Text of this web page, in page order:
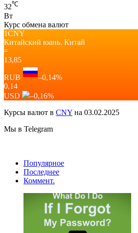
32℃
Вт
Курс обмена валют
1CNY
Китайский юань. Китай
=
13,85
RUB –0,14%
0,14
USD
–0,16%
Курсы валют в CNY на 03.02.2025
Мы в Telegram
Популярное
Последнее
Коммент.